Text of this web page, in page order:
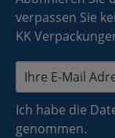
verpassen Sie
KK
Ich habe die
genommen.